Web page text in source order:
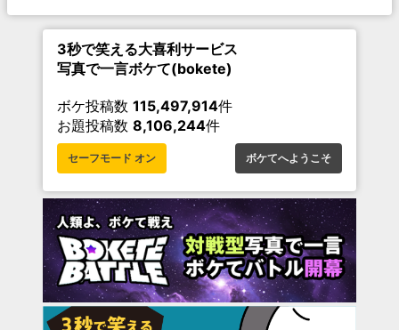
3秒で笑える大喜利サービス
写真で一言ボケて(bokete)
ボケ投稿数 115,497,914件
お題投稿数 8,106,244件
セーフモード オン ボケてへようこそ